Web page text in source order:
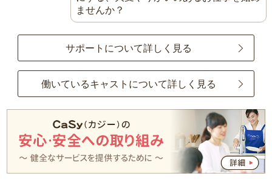
ませんか？
サポートについて詳しく見る
働いているキャストについて詳しく見る